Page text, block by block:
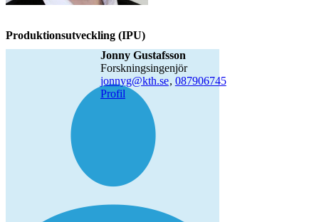
Produktionsutveckling (IPU)
Jonny Gustafsson
forskningsingenjör
jonnyg@kth.se, 087906745
Profil